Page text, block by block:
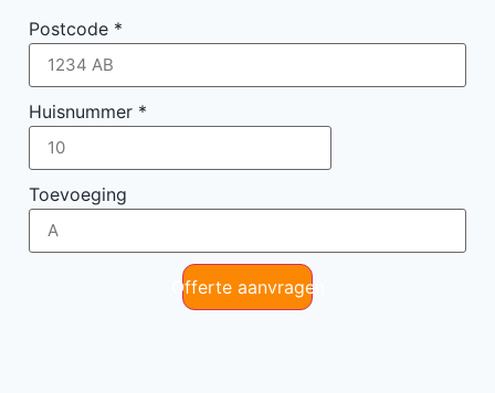
Postcode *
Huisnummer *
Toevoeging
Offerte aanvragen